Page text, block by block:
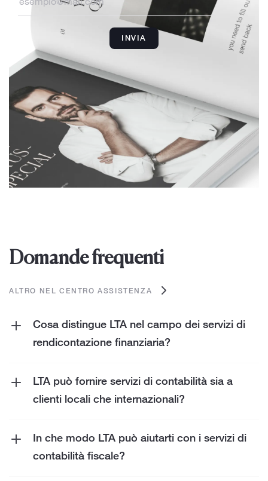
INVIA
Domande frequenti
ALTRO NEL CENTRO ASSISTENZA
Cosa distingue LTA nel campo dei servizi di
rendicontazione finanziaria?
nei nostri servizi di reporting finanziario,
assicurandoci che siano specificamente
approfondimenti fruibili, ti diamo la possibilità
di acquisire una comprensione approfondita
LTA può fornire servizi di contabilità sia a
clienti locali che internazionali?
Offre soluzioni di contabilità personalizzate
per diverse esigenze e regole finanziarie.
In che modo LTA può aiutarti con i servizi di
contabilità fiscale?